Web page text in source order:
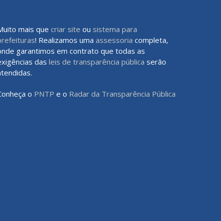
mais que criar site ou sistema para
! Realizamos uma assessoria completa,
garantimos em contrato que todas as
das leis de transparência pública serão
o PNTP e o Radar da Transparência Pública